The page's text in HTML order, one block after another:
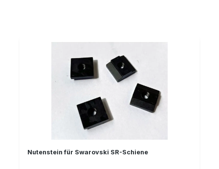
Nutenstein für Swarovski SR-Schiene